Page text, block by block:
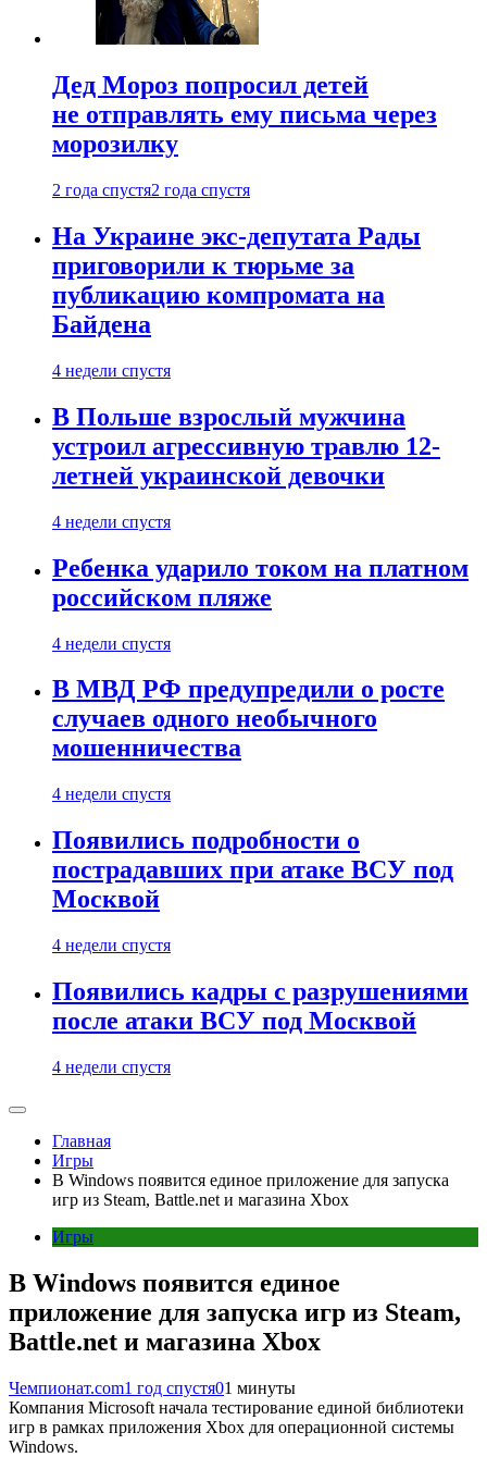
Дед Мороз попросил детей
не отправлять ему письма через
морозилку
2 года спустя2 года спустя
На Украине экс-депутата Рады
приговорили к тюрьме за
публикацию компромата на
Байдена
4 недели спустя
В Польше взрослый мужчина
устроил агрессивную травлю 12-
летней украинской девочки
4 недели спустя
Ребенка ударило током на платном
российском пляже
4 недели спустя
В МВД РФ предупредили о росте
случаев одного необычного
мошенничества
4 недели спустя
Появились подробности о
пострадавших при атаке ВСУ под
Москвой
4 недели спустя
Появились кадры с разрушениями
после атаки ВСУ под Москвой
4 недели спустя
Главная
Игры
В Windows появится единое приложение для запуска
игр из Steam, Battle.net и магазина Xbox
Игры
В Windows появится единое
приложение для запуска игр из Steam,
Battle.net и магазина Xbox
Чемпионат.com1 год спустя01 минуты
Компания Microsoft начала тестирование единой библиотеки
игр в рамках приложения Xbox для операционной системы
Windows.